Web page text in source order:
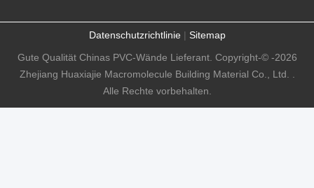
Datenschutzrichtlinie| Sitemap
Gute Qualität Chinas PVC-Wände Lieferant. Copyright-© -2026
Zhejiang Huaxiajie Macromolecule Building Material Co., Ltd. .
Alle Rechte vorbehalten.